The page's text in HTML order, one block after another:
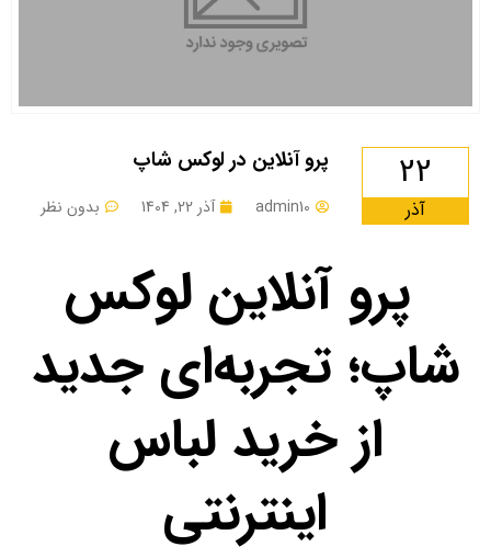
22
آذر
پرو آنلاین در لوکس شاپ
admin10 آذر 22, 1404 بدون نظر
پرو آنلاین لوکس
شاپ؛ تجربه‌ای جدید
از خرید لباس
اینترنتی